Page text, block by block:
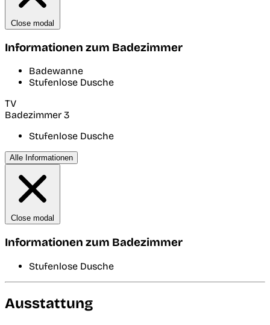
Close modal
Informationen zum Badezimmer
Badewanne
Stufenlose Dusche
TV
Badezimmer 3
Stufenlose Dusche
Alle Informationen
Close modal
Informationen zum Badezimmer
Stufenlose Dusche
Ausstattung